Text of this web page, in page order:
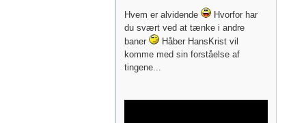
Hvem er alvidende
Hvorfor har
du svært ved at tænke i andre
baner
Håber HansKrist vil
komme med sin forståelse af
tingene...